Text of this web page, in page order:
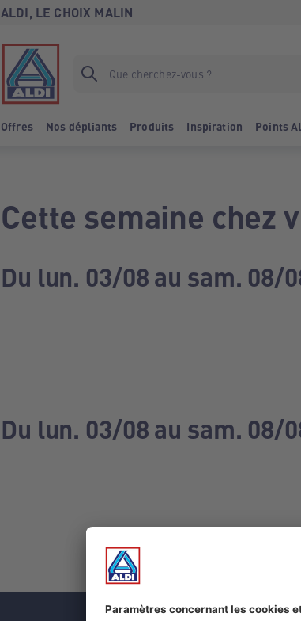
ALDI, LE CHOIX MALIN
Offres Nos dépliants Produits Inspiration Points
Cette semaine chez
Du lun. 03/08 au sam. 08/
Du lun. 03/08 au sam. 08/